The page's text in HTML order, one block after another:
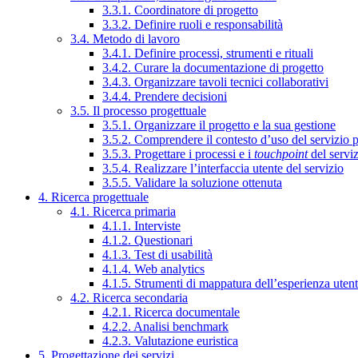
3.3.1. Coordinatore di progetto
3.3.2. Definire ruoli e responsabilità
3.4. Metodo di lavoro
3.4.1. Definire processi, strumenti e rituali
3.4.2. Curare la documentazione di progetto
3.4.3. Organizzare tavoli tecnici collaborativi
3.4.4. Prendere decisioni
3.5. Il processo progettuale
3.5.1. Organizzare il progetto e la sua gestione
3.5.2. Comprendere il contesto d’uso del servizio
3.5.3. Progettare i processi e i touchpointdel
3.5.4. Realizzare l’interfaccia utente del servizio
3.5.5. Validare la soluzione ottenuta
4. Ricerca progettuale
4.1. Ricerca primaria
4.1.1. Interviste
4.1.2. Questionari
4.1.3. Test di usabilità
4.1.4. Web analytics
4.1.5. Strumenti di mappatura dell’esperienza
4.2. Ricerca secondaria
4.2.1. Ricerca documentale
4.2.2. Analisi benchmark
4.2.3. Valutazione euristica
5. Progettazione dei servizi